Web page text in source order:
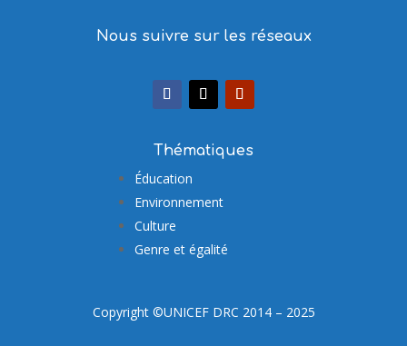
Nous suivre sur les réseaux
Thématiques
Éducation
Environnement
Culture
Genre et égalité
Copyright ©UNICEF DRC 2014 – 2025